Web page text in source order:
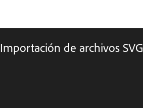
Importación de archivos SVG